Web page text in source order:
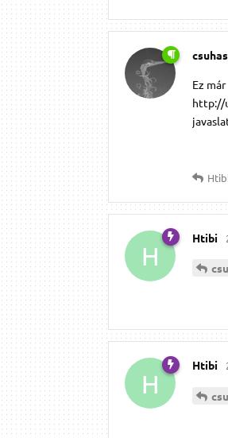
Ez
http://
H
Htibi
H
Htibi